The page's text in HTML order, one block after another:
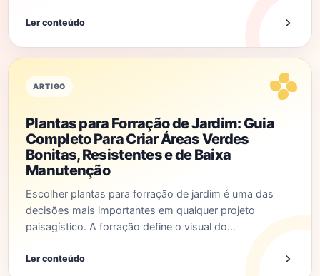
Ler conteúdo
ARTIGO
Plantas para Forração de Jardim: Guia
Completo Para Criar Áreas Verdes
Bonitas, Resistentes e de Baixa
Manutenção
Escolher plantas para forração de jardim é uma das
decisões mais importantes em qualquer projeto
paisagístico. A forração define o visual do…
Ler conteúdo